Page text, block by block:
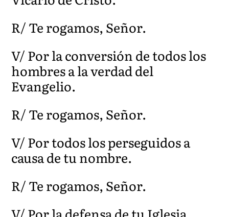
R/ Te rogamos, Señor.
V/ Por la conversión de todos los
hombres a la verdad del
Evangelio.
R/ Te rogamos, Señor.
V/ Por todos los perseguidos a
causa de tu nombre.
R/ Te rogamos, Señor.